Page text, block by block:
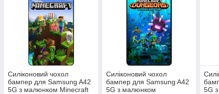
Силіконовий чохол
бампер для Samsung A42
5G з малюнком Minecraft
Силіконовий чохол
бампер для Samsung A42
5G з малюнком
5G